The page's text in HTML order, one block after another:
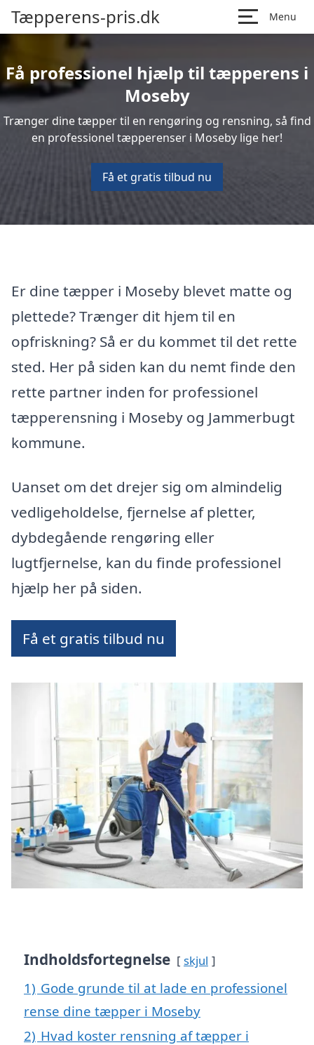
Tæpperens-pris.dk Menu
Få professionel hjælp til tæpperens i
Moseby
Trænger dine tæpper til en rengøring og rensning, så find
en professionel tæpperenser i Moseby lige her!
Få et gratis tilbud nu
Er dine tæpper i Moseby blevet matte og
plettede? Trænger dit hjem til en
opfriskning? Så er du kommet til det rette
sted. Her på siden kan du nemt finde den
rette partner inden for professionel
tæpperensning i Moseby og Jammerbugt
kommune.
Uanset om det drejer sig om almindelig
vedligeholdelse, fjernelse af pletter,
dybdegående rengøring eller
lugtfjernelse, kan du finde professionel
hjælp her på siden.
Få et gratis tilbud nu
Indholdsfortegnelse skjul
1) Gode grunde til at lade en professionel
rense dine tæpper i Moseby
2) Hvad koster rensning af tæpper i